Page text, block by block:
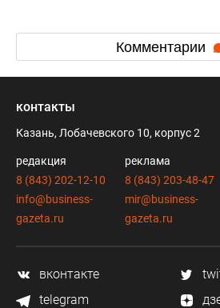
Комментарии
контакты
Казань, Лобачевского 10, корпус 2
редакция
8 (843) 202-12-10
info@business-
gazeta.ru
реклама
8 (843) 203-48-47
mir@business-
gazeta.ru
вконтакте
telegram